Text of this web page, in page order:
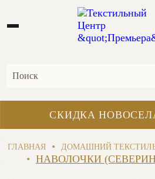
СКИДКА
ГЛАВНАЯ • ДОМАШНИЙ
• НАВОЛОЧКИ